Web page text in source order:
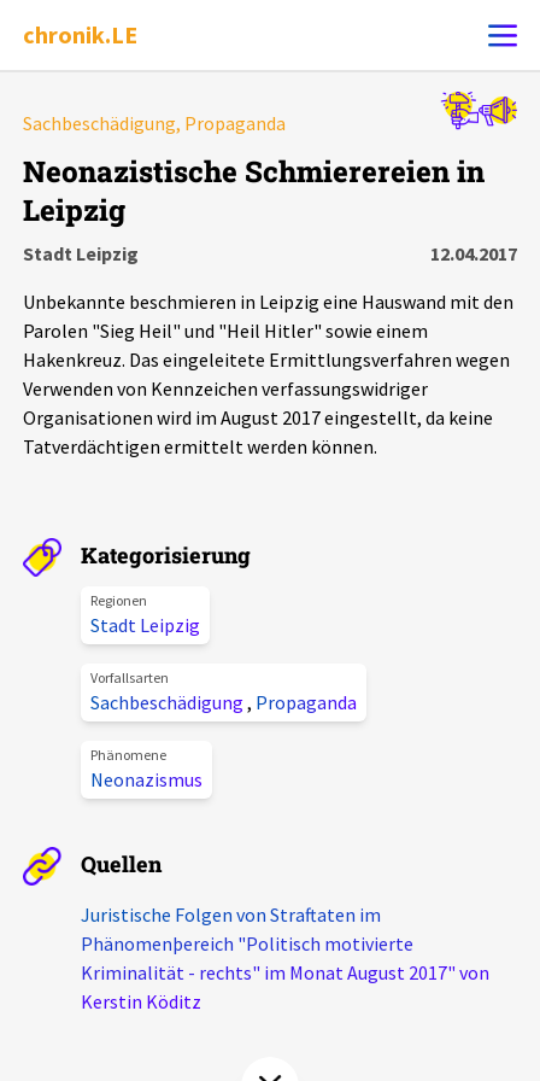
chronik.LE
Ereignis melden
Chronik
Leipziger Zustände
Schlaglichter
Aktuelles
Alle Beiträge
Veranstaltungen
Pressemitteilungen
Podcasts
Über uns
Projektbeschreibung
Kontakt
Unterstützer_innen
Spenden
Sachbeschädigung, Propaganda
Neonazistische Schmierereien in
Leipzig
Stadt Leipzig
12.04.2017
Unbekannte beschmieren in Leipzig eine Hauswand mit den
Parolen "Sieg Heil" und "Heil Hitler" sowie einem
Hakenkreuz. Das eingeleitete Ermittlungsverfahren wegen
Verwenden von Kennzeichen verfassungswidriger
Organisationen wird im August 2017 eingestellt, da keine
Tatverdächtigen ermittelt werden können.
Kategorisierung
Regionen
Stadt Leipzig
Vorfallsarten
Sachbeschädigung , Propaganda
Phänomene
Neonazismus
Quellen
Juristische Folgen von Straftaten im
Phänomenþereich "Politisch motivierte
Kriminalität - rechts" im Monat August 2017" von
Kerstin Köditz
Alle Ereignisse
Ereignisse
Ereignisse